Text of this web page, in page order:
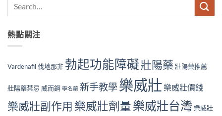
熱點關注
Vardenafil伐地那非 勃起功能障礙壯陽藥 壯陽藥推薦
壯陽藥禁忌 威而鋼 學名藥 新手教學樂威壯樂威壯價錢
樂威壯副作用 樂威壯劑量樂威壯台灣 樂威壯